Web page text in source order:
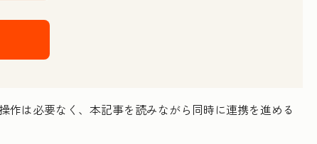
は必要なく、本記事を読みながら同時に連携を進める